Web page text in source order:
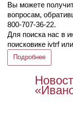
Вы можете
вопросам,
800-707-36-22.
Для поиска нас в
поисковике ivtrf
Подробнее